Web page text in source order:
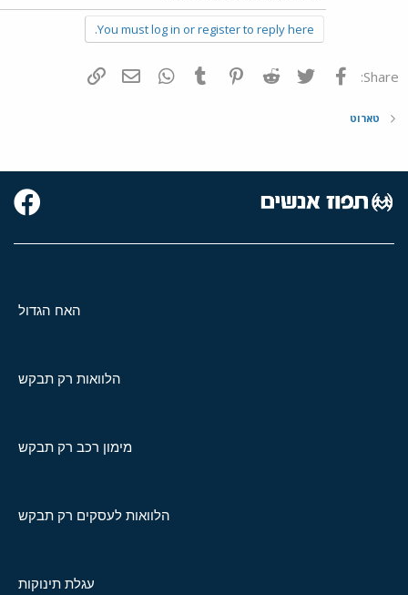
You must log in or register to reply here.
Share: פייסבוק Twitter
Reddit
Pinterest
Tumblr
WhatsAppדואר אלקטרוני
טארוט
האח הגדול
הלוואות רק תבקש
מימון רכב רק תבקש
הלוואות לעסקים רק תבקש
עגלת תינוקות